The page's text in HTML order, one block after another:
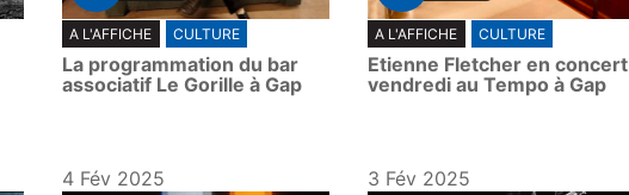
P
l
a
y
A L'AFFICHE CULTURE
La programmation du bar
associatif Le Gorille à Gap
P
l
a
y
A L'AFFICHE CULTURE
Etienne Fletcher en concert
vendredi au Tempo à Gap
4 Fév 2025 3 Fév 2025